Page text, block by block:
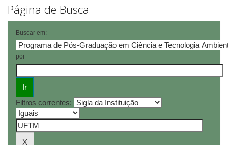
Página de Busca
Buscar em:
por
Filtros correntes: